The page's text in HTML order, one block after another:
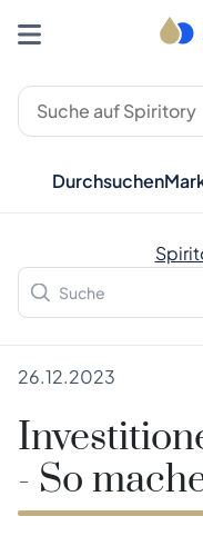
Durchsuchen
26.12.2023
- So